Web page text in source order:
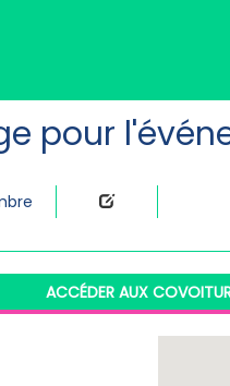
pour
ACCÉDER AUX